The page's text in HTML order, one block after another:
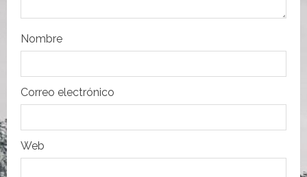
t
r
a
d
a
s
Nombre
Correo electrónico
Web